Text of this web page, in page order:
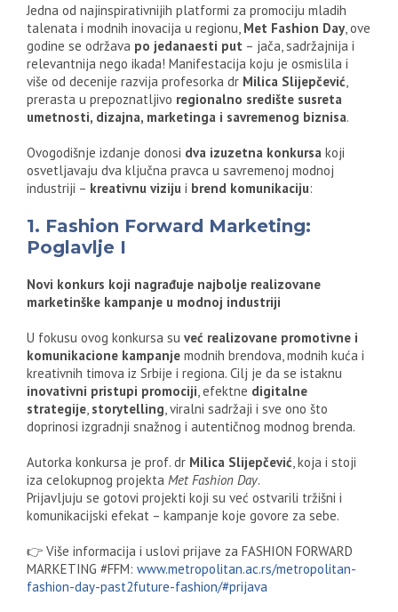
Jedna od najinspirativnijih platformi za promociju mladih
talenata i modnih inovacija u regionu, Met Fashion Day, ove
godine se održava po jedanaesti put – jača, sadržajnija i
relevantnija nego ikada! Manifestacija koju je osmislila i
više od decenije razvija profesorka dr Milica Slijepčević
prerasta u prepoznatljivo regionalno središte susreta
umetnosti, dizajna, marketinga i savremenog biznisa.
Ovogodišnje izdanje donosi dva izuzetna konkursa koji
osvetljavaju dva ključna pravca u savremenoj modnoj
industriji – kreativnu viziju i brend komunikaciju:
1. Fashion Forward Marketing:
Poglavlje I
Novi konkurs koji nagrađuje najbolje realizovane
marketinške kampanje u modnoj industriji
U fokusu ovog konkursa su već realizovane promotivne i
komunikacione kampanje modnih brendova, modnih kuća i
kreativnih timova iz Srbije i regiona. Cilj je da se istaknu
inovativni pristupi promociji , efektne digitalne
strategije storytelling , viralni sadržaji i sve ono što
doprinosi izgradnji snažnog i autentičnog modnog brenda.
Autorka konkursa je prof. dr Milica Slijepčević , koja i stoji
iza celokupnog projekta Met Fashion Day.
Prijavljuju se gotovi projekti koji su već ostvarili tržišni i
komunikacijski efekat – kampanje koje govore za sebe.
👉 Više informacija i uslovi prijave za FASHION FORWARD
MARKETING #FFM: www.metropolitan.ac.rs/metropolitan-
fashion-day-past2future-fashion/#prijava